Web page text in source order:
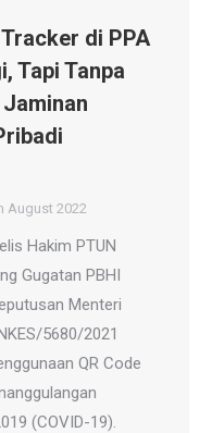
di PPA
Tapi Tanpa
August 2022
Hakim PTUN
Gugatan PBHI
Menteri
5680/2021
QR Code
(COVID-19).